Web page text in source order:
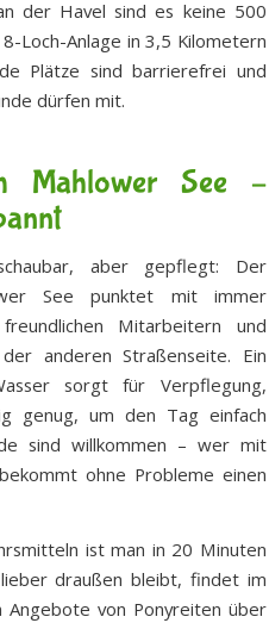
der Havel sind es keine 500
Loch-Anlage in 3,5 Kilometern
Plätze sind barrierefrei und
dürfen mit.
Mahlower See –
aber gepflegt: Der
See punktet mit immer
Mitarbeitern und
anderen Straßenseite. Ein
sorgt für Verpflegung,
genug, um den Tag einfach
sind willkommen – wer mit
ohne Probleme einen
ist man in 20 Minuten
draußen bleibt, findet im
Angebote von Ponyreiten über